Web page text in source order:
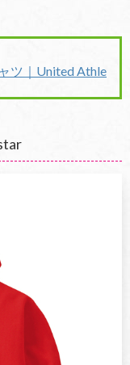
ツ｜United Athle